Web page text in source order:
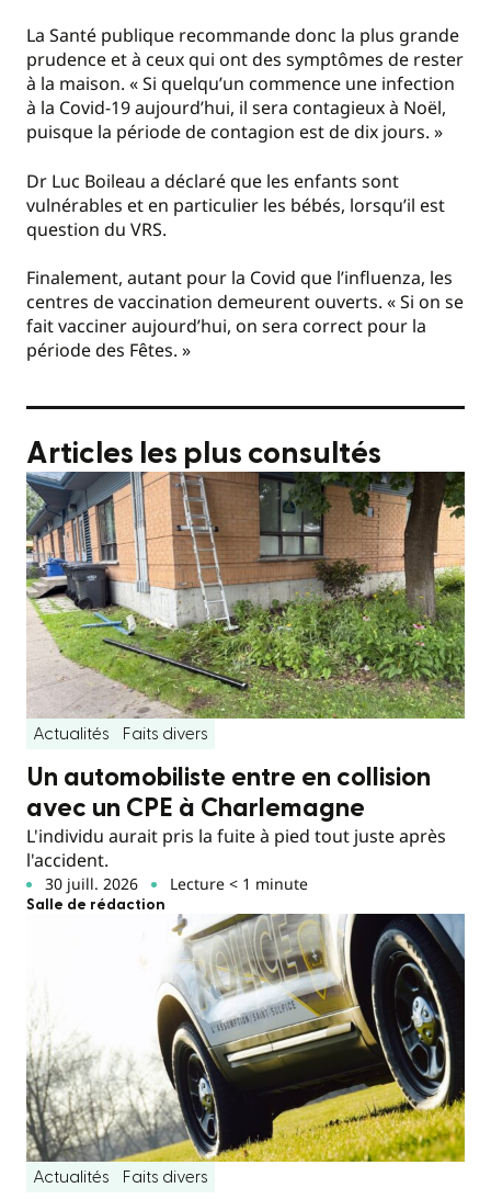
La Santé publique recommande donc la plus grande
prudence et à ceux qui ont des symptômes de rester
à la maison. « Si quelqu’un commence une infection
à la Covid-19 aujourd’hui, il sera contagieux à Noël,
puisque la période de contagion est de dix jours. »
Dr Luc Boileau a déclaré que les enfants sont
vulnérables et en particulier les bébés, lorsqu’il est
question du VRS.
Finalement, autant pour la Covid que l’influenza, les
centres de vaccination demeurent ouverts. « Si on se
fait vacciner aujourd’hui, on sera correct pour la
période des Fêtes. »
Articles les plus consultés
Actualités Faits divers
Un automobiliste entre en collision
avec un CPE à Charlemagne
L'individu aurait pris la fuite à pied tout juste après
l'accident.
30 juill. 2026 Lecture < 1 minute
Salle de rédaction
Actualités Faits divers